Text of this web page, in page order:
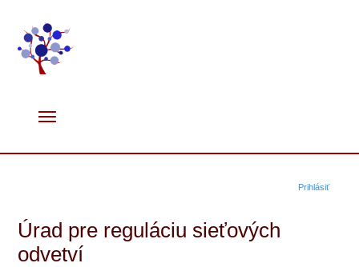
Prihlásiť
Úrad pre reguláciu sieťových
odvetví